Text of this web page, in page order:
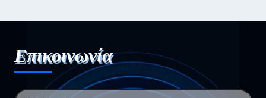
Επικοινωνία